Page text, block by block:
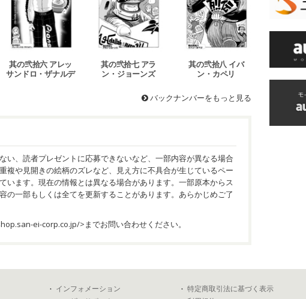
其の弐拾六 アレッ
サンドロ・ザナルデ
其の弐拾七 アラ
ン・ジョーンズ
其の弐拾八 イバ
ン・カペリ
バックナンバーをもっと見る
い、読者プレゼントに応募できないなど、一部内容が異なる場合
や見開きの絵柄のズレなど、見え方に不具合が生じているペー
ます。現在の情報とは異なる場合があります。一部原本からス
一部もしくは全てを更新することがあります。あらかじめご了
ei-corp.co.jp/>までお問い合わせください。
インフォメーション
特定商取引法に基づく表示